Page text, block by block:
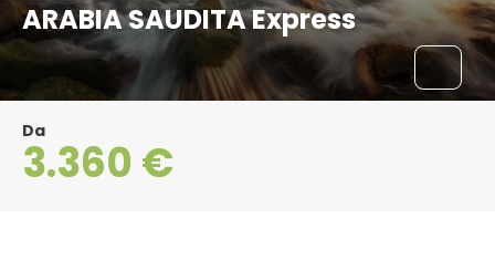
ARABIA SAUDITA Express
Da
3.360 €